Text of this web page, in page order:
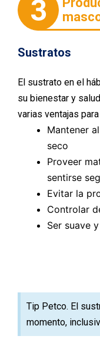
3
Sustratos
El sustrato en el
su bienestar y
varias ventajas
Mantener
seco
Proveer
sentirse
Evitar la
Controlar
Ser suave
Tip Petco. El
momento,